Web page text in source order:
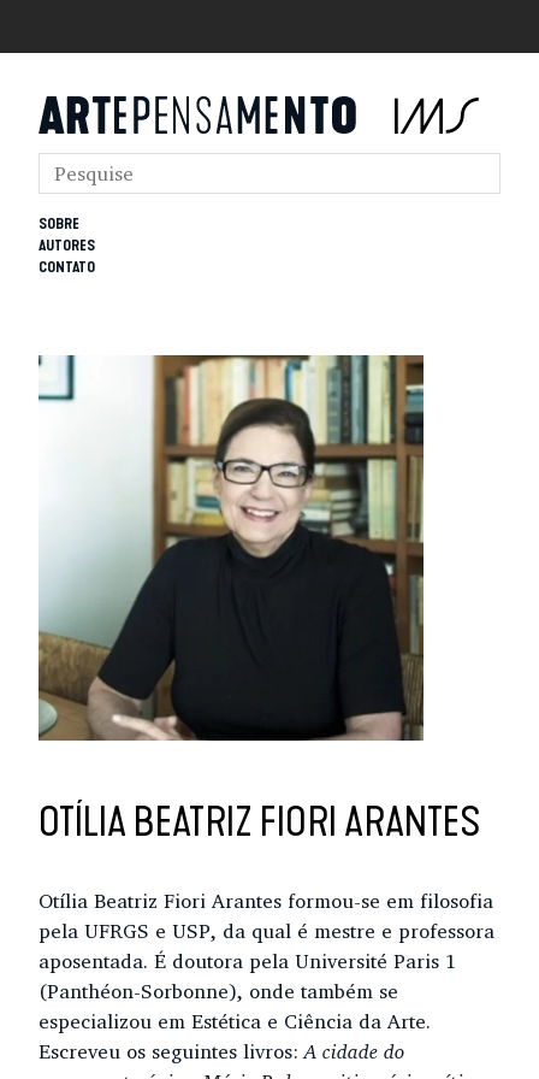
SOBRE
AUTORES
CONTATO
OTÍLIA BEATRIZ FIORI ARANTES
Otília Beatriz Fiori Arantes formou-se em filosofia
pela UFRGS e USP, da qual é mestre e professora
aposentada. É doutora pela Université Paris 1
(Panthéon-Sorbonne), onde também se
especializou em Estética e Ciência da Arte.
Escreveu os seguintes livros:A cidade do